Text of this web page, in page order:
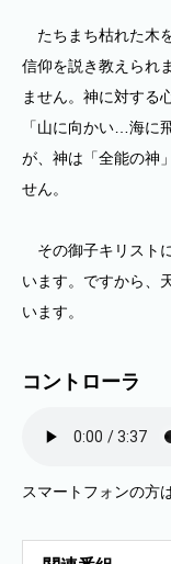
たちまち枯れた木
信仰を説き教えられ
ません。神に対する
「山に向かい…海に
が、神は「全能の神
せん。
その御子キリスト
います。ですから、
います。
コントローラ
スマートフォンの方